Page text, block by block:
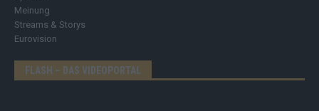
Meinung
Streams & Storys
Eurovision
FLASH – DAS VIDEOPORTAL